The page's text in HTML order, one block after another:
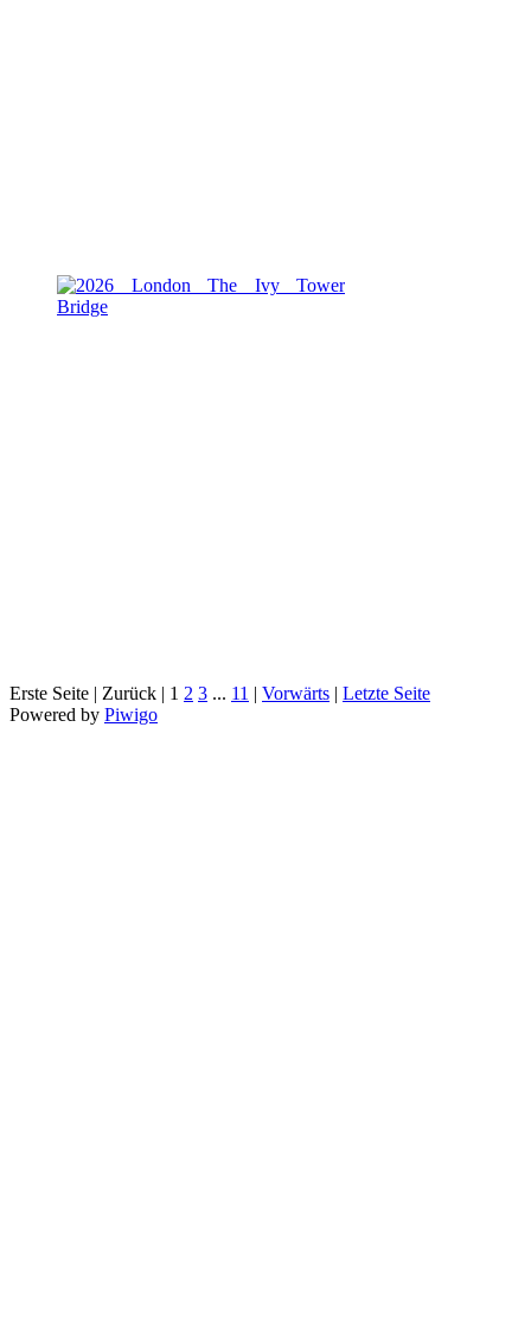
Erste Seite | Zurück | 1 2 3 ... 11 | Vorwärts | Letzte Seite
Powered by Piwigo